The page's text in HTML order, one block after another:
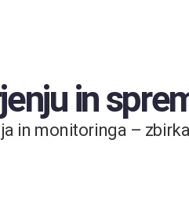
in
in monitoringa –